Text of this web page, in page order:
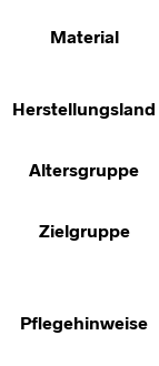
Material
Herstellungsland
Altersgruppe
Zielgruppe
Pflegehinweise